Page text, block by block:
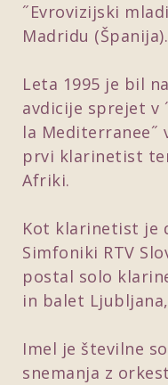
˝Evrovizijski
Madridu (Španija).
Leta 1995 je bil
avdicije sprejet v
la
prvi klarinetist
Afriki.
Kot klarinetist je
Simfoniki RTV
postal solo
in balet
Imel je številne
snemanja z